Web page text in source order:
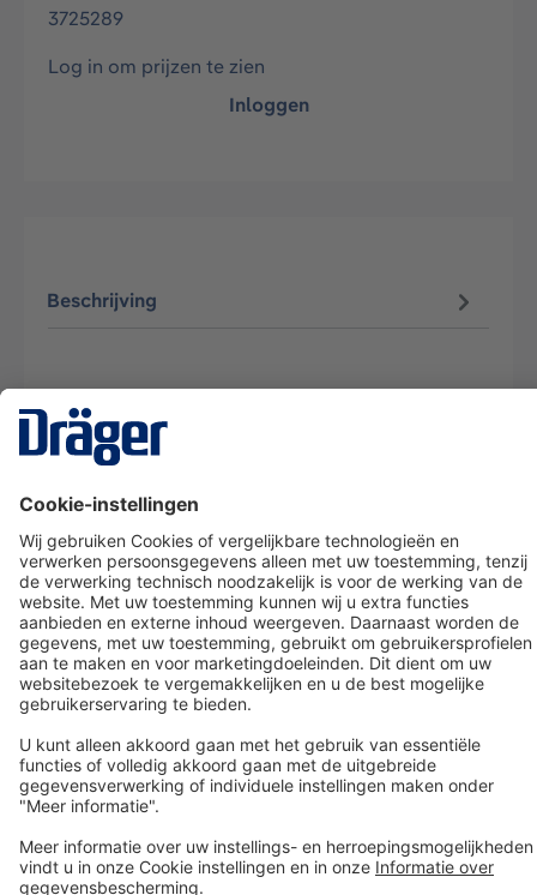
3725289
Log in om prijzen te zien
Inloggen
Beschrijving
Dräger klantenservice
Over Dräger
Bestellen in onze webshop
Community